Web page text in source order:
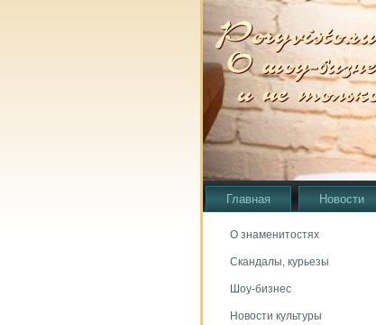
Главная Новости
О знаменитостях
Скандалы, курьезы
Шоу-бизнес
Новости культуры